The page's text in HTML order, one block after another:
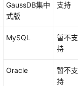
GaussDB集中
式版
支持
MySQL
暂不支
持
Oracle
暂不支
持